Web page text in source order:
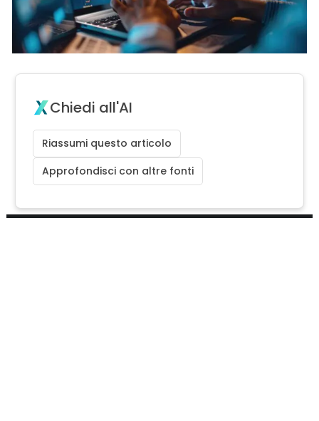
Chiedi all'AI
Riassumi questo articolo
Approfondisci con altre fonti